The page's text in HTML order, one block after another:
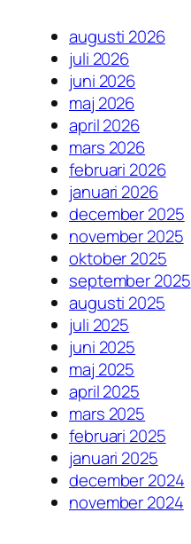
augusti 2026
juli 2026
juni 2026
maj 2026
april 2026
mars 2026
februari 2026
januari 2026
december 2025
november 2025
oktober 2025
september 2025
augusti 2025
juli 2025
juni 2025
maj 2025
april 2025
mars 2025
februari 2025
januari 2025
december 2024
november 2024